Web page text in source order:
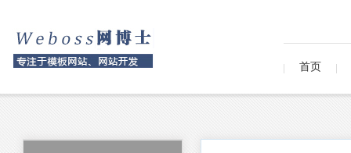
首页